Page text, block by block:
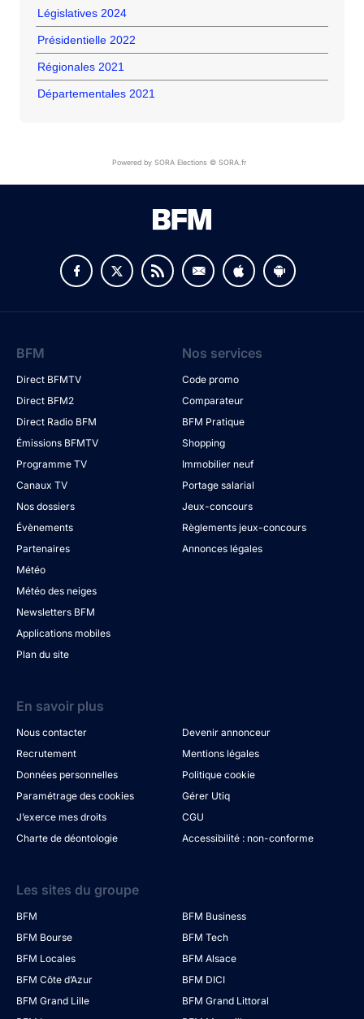
Législatives 2024
Présidentielle 2022
Régionales 2021
Départementales 2021
Powered by SORA Elections © SORA.fr
BFM
Direct BFMTV
Direct BFM2
Direct Radio BFM
Émissions BFMTV
Programme TV
Canaux TV
Nos dossiers
Évènements
Partenaires
Météo
Météo des neiges
Newsletters BFM
Applications mobiles
Plan du site
Nos services
Code promo
Comparateur
BFM Pratique
Shopping
Immobilier neuf
Portage salarial
Jeux-concours
Règlements jeux-concours
Annonces légales
En savoir plus
Nous contacter
Devenir annonceur
Recrutement
Mentions légales
Données personnelles
Politique cookie
Paramétrage des cookies
Gérer Utiq
J’exerce mes droits
CGU
Charte de déontologie
Accessibilité : non-conforme
Les sites du groupe
BFM
BFM Business
BFM Bourse
BFM Tech
BFM Locales
BFM Alsace
BFM Côte d’Azur
BFM DICI
BFM Grand Lille
BFM Grand Littoral